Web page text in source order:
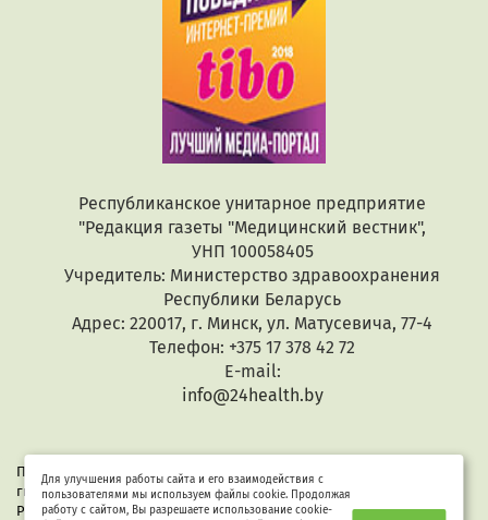
Республиканское унитарное предприятие
"Редакция газеты "Медицинский вестник",
УНП 100058405
Учредитель: Министерство здравоохранения
Республики Беларусь
Адрес: 220017, г. Минск, ул. Матусевича, 77-4
Телефон: +375 17 378 42 72
E-mail:
info@24health.by
При копировании или цитировании текстов активная
гиперссылка обязательна. Все материалы защищены законом
Республики Беларусь «Об авторском праве и смежных правах».
Для улучшения работы сайта и его взаимодействия с
пользователями мы используем файлы cookie. Продолжая
работу с сайтом, Вы разрешаете использование cookie-